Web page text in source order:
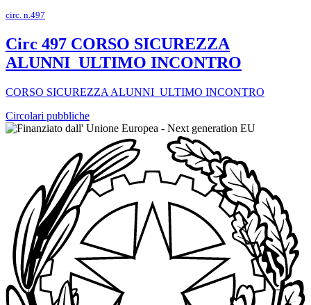
circ. n.497
Circ 497 CORSO SICUREZZA
ALUNNI_ULTIMO INCONTRO
CORSO SICUREZZA ALUNNI_ULTIMO INCONTRO
Circolari pubbliche